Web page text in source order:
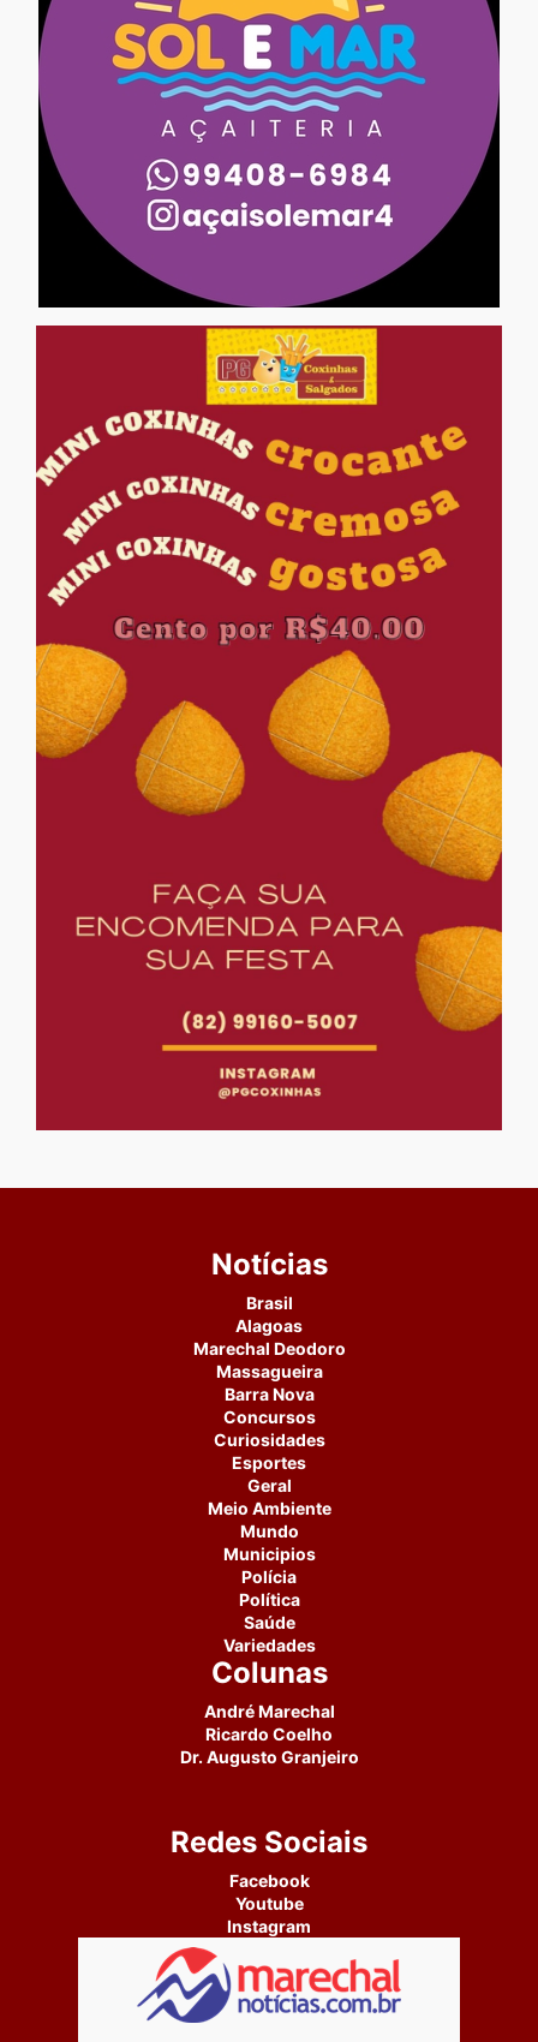
Notícias
Brasil
Alagoas
Marechal Deodoro
Massagueira
Barra Nova
Concursos
Curiosidades
Esportes
Geral
Meio Ambiente
Mundo
Municipios
Polícia
Política
Saúde
Variedades
Colunas
André Marechal
Ricardo Coelho
Dr. Augusto Granjeiro
Redes Sociais
Facebook
Youtube
Instagram